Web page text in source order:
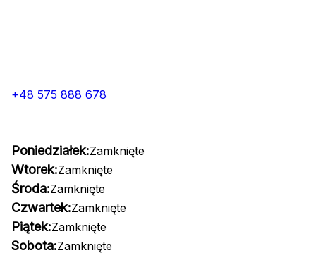
+48 575 888 678
Poniedziałek:Zamknięte
Wtorek:Zamknięte
Środa:Zamknięte
Czwartek:Zamknięte
Piątek:Zamknięte
Sobota:Zamknięte